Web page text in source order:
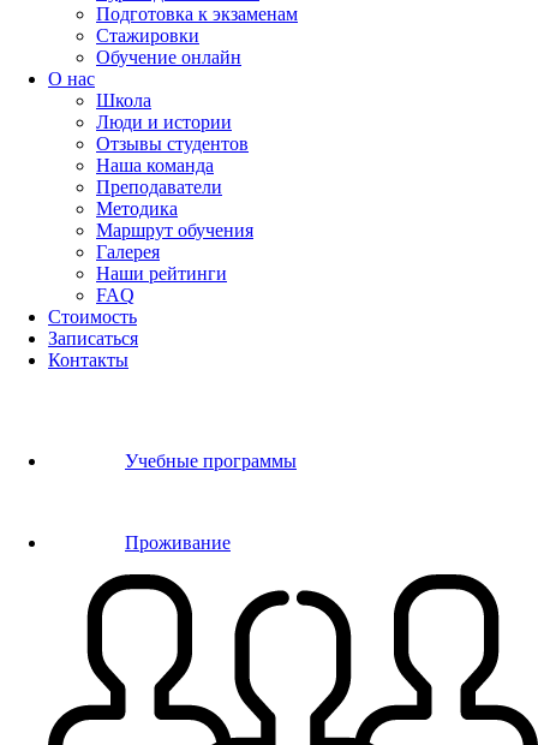
Подготовка к экзаменам
Стажировки
Обучение онлайн
О нас
Школа
Люди и истории
Отзывы студентов
Наша команда
Преподаватели
Методика
Маршрут обучения
Галерея
Наши рейтинги
FAQ
Стоимость
Записаться
Контакты
Учебные программы
Проживание